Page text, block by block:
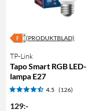
(PRODUKTBLAD)
TP-Link
Tapo Smart RGB LED-
lampa E27
4.5 (126)
129:-